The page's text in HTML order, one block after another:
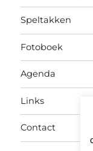
Speltakken
Fotoboek
Agenda
Links
Contact